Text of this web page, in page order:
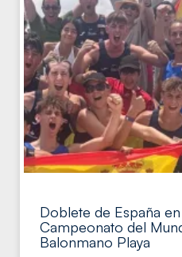
Doblete de España
Campeonato del
Balonmano Playa